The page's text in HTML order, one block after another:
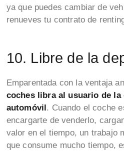
ya que puedes cambiar de
renueves tu contrato de
10. Libre de la
Emparentada con la ventaja
coches libra al usuario de la
automóvil. Cuando el coche
encargarte de venderlo,
valor en el tiempo, un trabajo
que consume mucho tiempo,